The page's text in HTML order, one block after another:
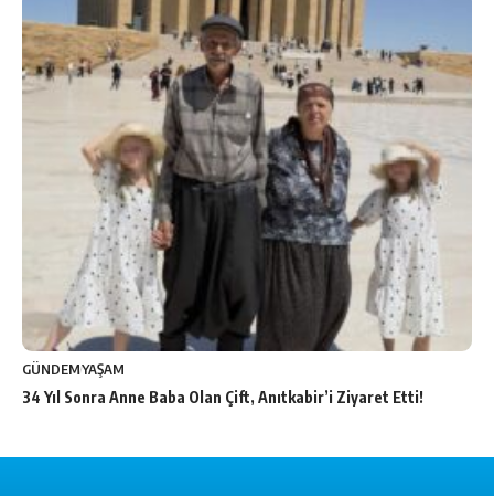
GÜNDEMYAŞAM
34 Yıl Sonra Anne Baba Olan Çift, Anıtkabir’i Ziyaret Etti!